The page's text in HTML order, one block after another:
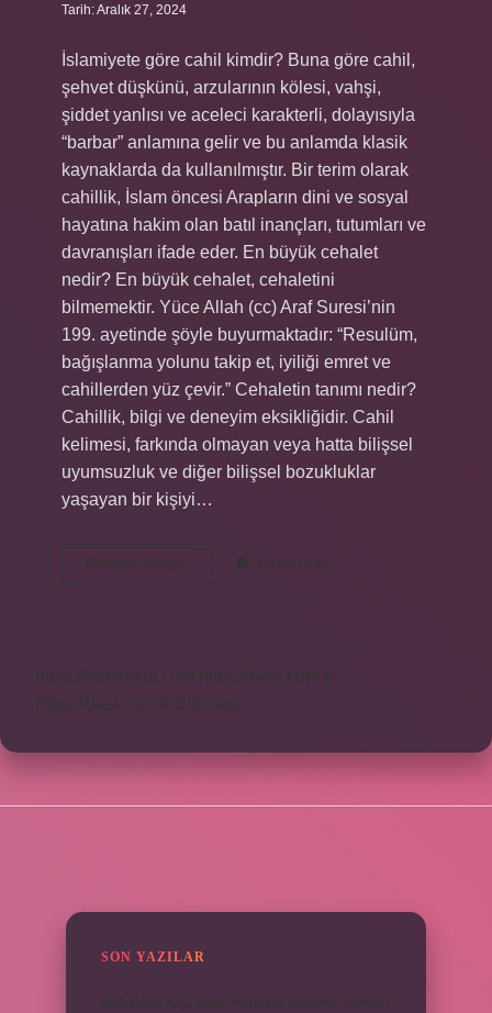
Tarih: Aralık 27, 2024
İslamiyete göre cahil kimdir? Buna göre cahil,
şehvet düşkünü, arzularının kölesi, vahşi,
şiddet yanlısı ve aceleci karakterli, dolayısıyla
“barbar” anlamına gelir ve bu anlamda klasik
kaynaklarda da kullanılmıştır. Bir terim olarak
cahillik, İslam öncesi Arapların dini ve sosyal
hayatına hakim olan batıl inançları, tutumları ve
davranışları ifade eder. En büyük cehalet
nedir? En büyük cehalet, cehaletini
bilmemektir. Yüce Allah (cc) Araf Suresi’nin
199. ayetinde şöyle buyurmaktadır: “Resulüm,
bağışlanma yolunu takip et, iyiliği emret ve
cahillerden yüz çevir.” Cehaletin tanımı nedir?
Cahillik, bilgi ve deneyim eksikliğidir. Cahil
kelimesi, farkında olmayan veya hatta bilişsel
uyumsuzluk ve diğer bilişsel bozukluklar
yaşayan bir kişiyi…
Devamını okuyun
Dinimizde
Cehalet
Yorum Bırak
https://bebekkia.com
https://beis.com.tr
https://basi.com.tr Sitemap
SON YAZILAR
Muhabbet kuşu ayak incinmesi belirtileri nelerdir